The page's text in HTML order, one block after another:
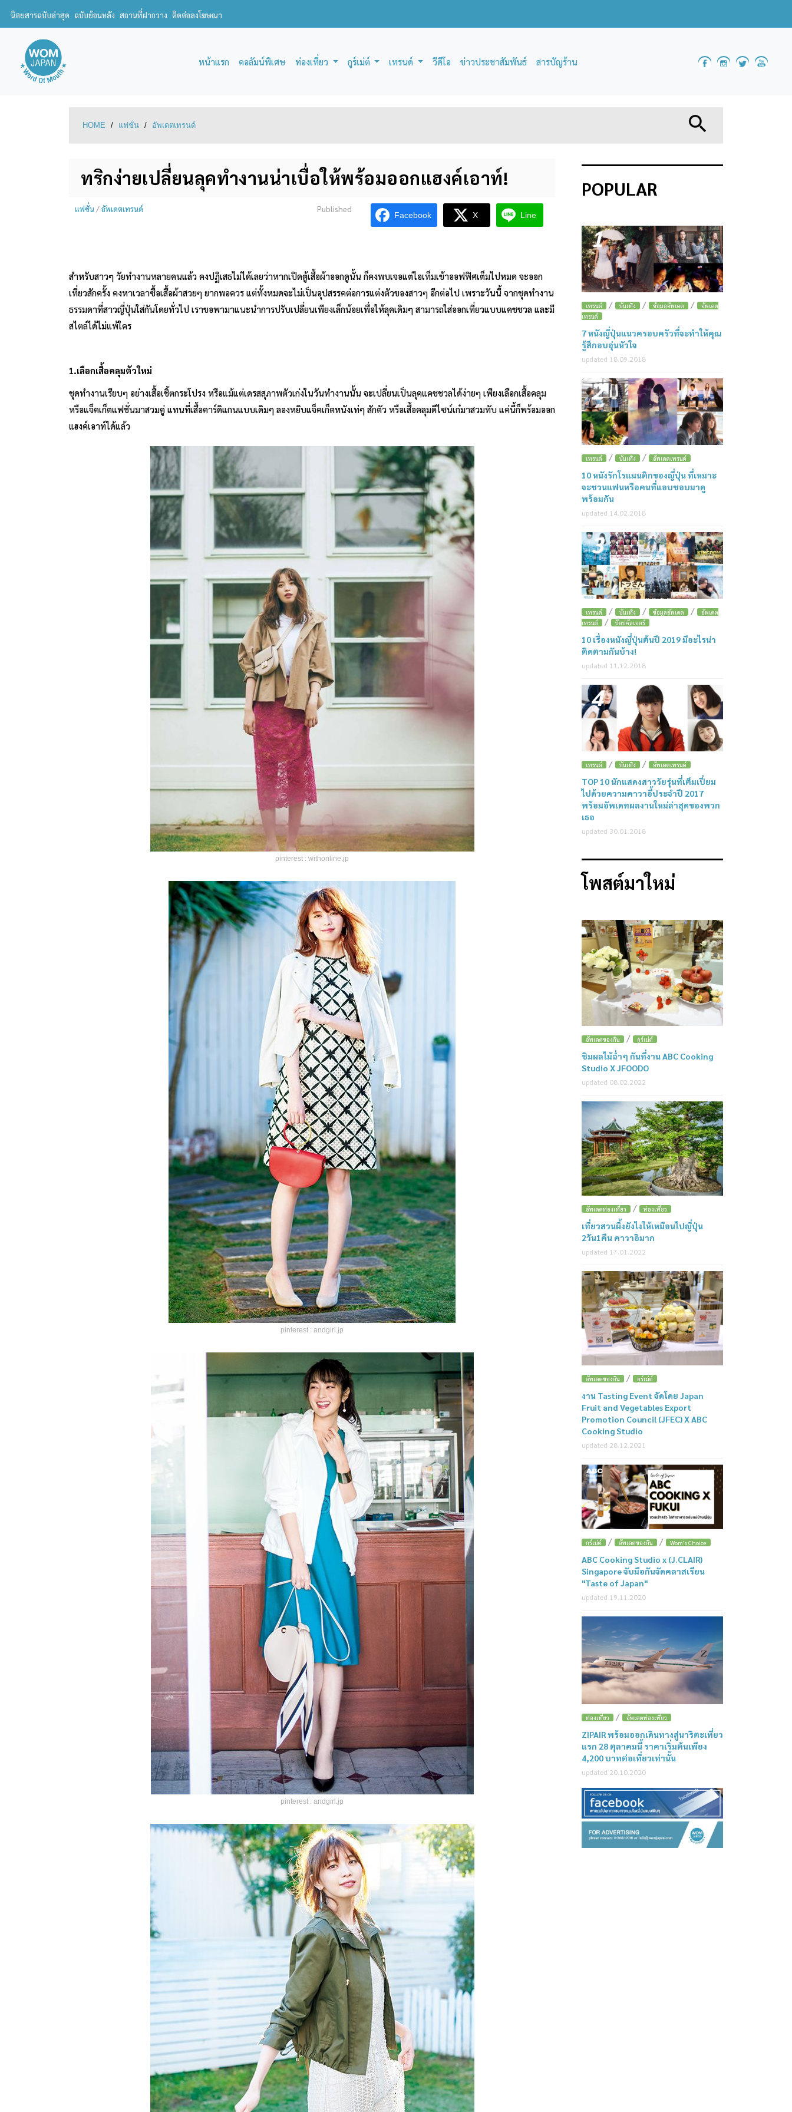
นิตยสารฉบับล่าสุด ฉบับย้อนหลัง สถานที่ฝากวาง ติดต่อลงโฆษณา
หน้าแรก คอลัมน์พิเศษ ท่องเที่ยว กูร์เม่ต์ เทรนด์ วีดีโอ ข่าวประชาสัมพันธ์ สารบัญร้าน
HOME / แฟชั่น / อัพเดตเทรนด์
ทริกง่ายเปลี่ยนลุคทำงานน่าเบื่อให้พร้อมออกแฮงค์เอาท์!
แฟชั่น/อัพเดตเทรนด์ Published
Facebook X Line
สำหรับสาวๆ วัยทำงานหลายคนแล้ว คงปฏิเสธไม่ได้เลยว่าหากเปิดตู้เสื้อผ้าออกดูนั้น ก็คงพบเจอแต่ไอเท็มเข้าออฟฟิศเต็มไปหมด จะออก
เที่ยวสักครั้ง คงหาเวลาซื้อเสื้อผ้าสวยๆ ยากพอควร แต่ทั้งหมดจะไม่เป็นอุปสรรคต่อการแต่งตัวของสาวๆ อีกต่อไป เพราะวันนี้ จากชุดทำงาน
ธรรมดาที่สาวญี่ปุ่นใส่กันโดยทั่วไป เราขอพามาแนะนำการปรับเปลี่ยนเพียงเล็กน้อยเพื่อให้ลุคเดิมๆ สามารถใส่ออกเที่ยวแบบแคชชวล และมี
สไตล์ได้ไม่แพ้ใคร
1.เลือกเสื้อคลุมตัวใหม่
ชุดทำงานเรียบๆ อย่างเสื้อเชิ้ตกระโปรง หรือแม้แต่เดรสสุภาพตัวเก่งในวันทำงานนั้น จะเปลี่ยนเป็นลุคแคชชวลได้ง่ายๆ เพียงเลือกเสื้อคลุม
หรือแจ็คเก็ตแฟชั่นมาสวมคู่ แทนที่เสื้อคาร์ดิแกนแบบเดิมๆ ลองหยิบแจ็คเก็ตหนังเท่ๆ สักตัว หรือเสื้อคลุมดีไซน์เก๋มาสวมทับ แค่นี้ก็พร้อมออก
แฮงค์เอาท์ได้แล้ว
pinterest : withonline.jp
pinterest : andgirl.jp
pinterest : andgirl.jp
POPULAR
1
เทรนด์ / บันเทิง / ข้อมูลอัพเดต /
อัพเดต
เทรนด์
7 หนังญี่ปุ่นแนวครอบครัวที่จะทำให้คุณ
รู้สึกอบอุ่นหัวใจ
updated 18.09.2018
2
เทรนด์ / บันเทิง / อัพเดตเทรนด์
10 หนังรักโรแมนติกของญี่ปุ่น ที่เหมาะ
จะชวนแฟนหรือคนที่แอบชอบมาดู
พร้อมกัน
updated 14.02.2018
3
เทรนด์ / บันเทิง / ข้อมูลอัพเดต /
อัพเดต
เทรนด์
/ ป๊อปคัลเจอร์
10 เรื่องหนังญี่ปุ่นต้นปี 2019 มีอะไรน่า
ติดตามกันบ้าง!
updated 11.12.2018
4
เทรนด์ / บันเทิง / อัพเดตเทรนด์
TOP 10 นักแสดงสาววัยรุ่นที่เต็มเปี่ยม
ไปด้วยความคาวาอี้ประจำปี 2017
พร้อมอัพเดทผลงานใหม่ล่าสุดของพวก
เธอ
updated 30.01.2018
โพสต์มาใหม่
อัพเดตของกิน / กูร์เม่ต์
ชิมผลไม้ฉ่ำๆ กันที่งาน ABC Cooking
Studio X JFOODO
updated 08.02.2022
อัพเดตท่องเที่ยว / ท่องเที่ยว
เที่ยวสวนผึ้งยังไงให้เหมือนไปญี่ปุ่น
2วัน1คืน คาวาอิมาก
updated 17.01.2022
อัพเดตของกิน / กูร์เม่ต์
งาน Tasting Event จัดโดย Japan
Fruit and Vegetables Export
Promotion Council (JFEC) X ABC
Cooking Studio
updated 28.12.2021
กูร์เม่ต์ / อัพเดตของกิน / Wom's Choice
ABC Cooking Studio x (J.CLAIR)
Singapore จับมือกันจัดคลาสเรียน
"Taste of Japan"
updated 19.11.2020
ท่องเที่ยว / อัพเดตท่องเที่ยว
ZIPAIR พร้อมออกเดินทางสู่นาริตะเที่ยว
แรก 28 ตุลาคมนี้ ราคาเริ่มต้นเพียง
4,200 บาทต่อเที่ยวเท่านั้น
updated 20.10.2020